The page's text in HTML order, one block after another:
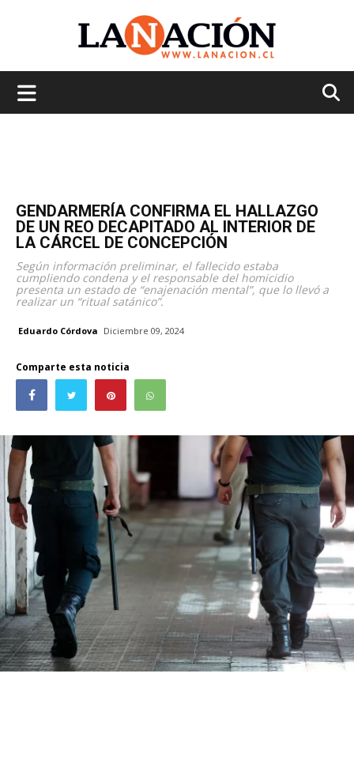
GENDARMERÍA CONFIRMA EL HALLAZGO
DE UN REO DECAPITADO AL INTERIOR DE
LA CÁRCEL DE CONCEPCIÓN
Según información preliminar, el fallecido estaba
cumpliendo condena y el responsable del homicidio
presenta un estado de “enajenación mental”, que lo llevó a
realizar un “ritual satánico”.
Eduardo Córdova Diciembre 09, 2024
Comparte esta noticia